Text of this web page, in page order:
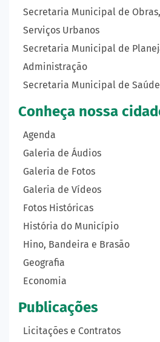
Secretaria Municipal de
Serviços Urbanos
Secretaria Municipal de
Administração
Secretaria Municipal de Saúde
Conheça nossa
Agenda
Galeria de Áudios
Galeria de Fotos
Galeria de Vídeos
Fotos Históricas
História do Município
Hino, Bandeira e Brasão
Geografia
Economia
Publicações
Licitações e Contratos